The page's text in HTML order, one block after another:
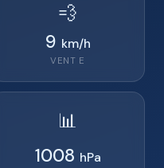
💨
9 km/h
VENT E
📊
1008 hPa